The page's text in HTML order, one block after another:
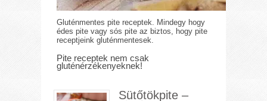
Gluténmentes pite receptek. Mindegy hogy
édes pite vagy sós pite az biztos, hogy pite
receptjeink gluténmentesek.
Pite receptek nem csak
gluténérzékenyeknek!
Sütőtökpite –